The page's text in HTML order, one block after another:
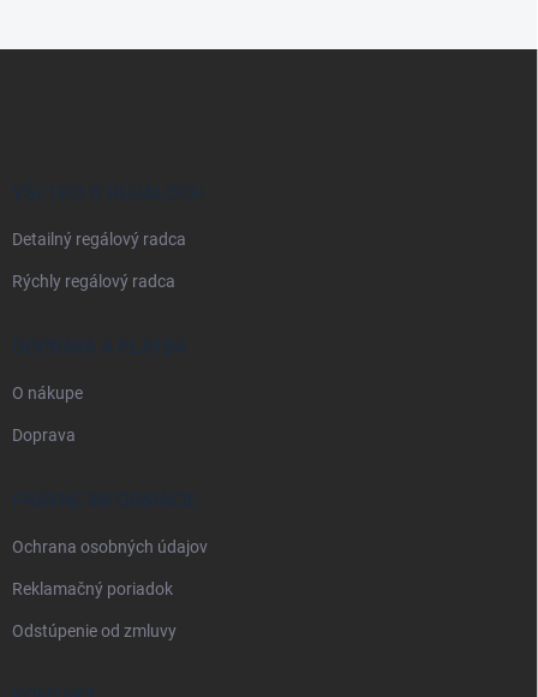
VŠETKO O REGÁLOCH
Detailný regálový radca
Rýchly regálový radca
DOPRAVA A PLATBA
O nákupe
Doprava
PRÁVNE INFORMÁCIE
Ochrana osobných údajov
Reklamačný poriadok
Odstúpenie od zmluvy